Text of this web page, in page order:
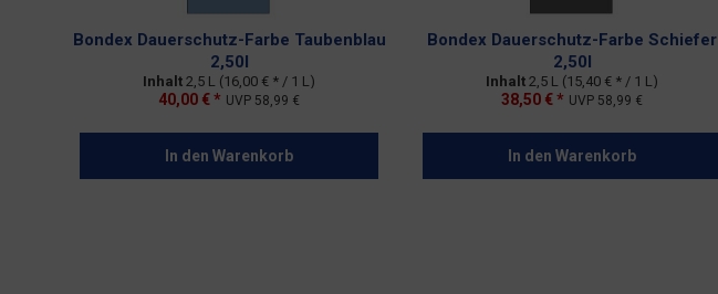
Bondex Dauerschutz-Farbe Taubenblau
2,50l
Inhalt 2,5 L (16,00 € * / 1 L)
40,00 € * UVP 58,99 €
In den Warenkorb
Bondex Dauerschutz-Farbe Schiefer
2,50l
Inhalt 2,5 L (15,40 € * / 1 L)
38,50 € * UVP 58,99 €
In den Warenkorb